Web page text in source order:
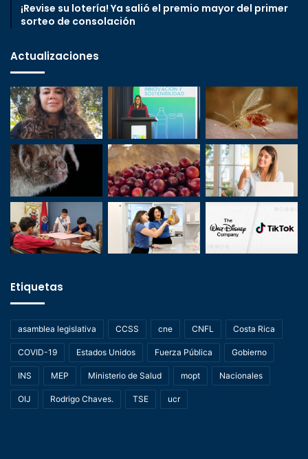
¡Revise su lotería! Ya salió el premio mayor del primer
sorteo de consolación
Actualizaciones
Etiquetas
asamblea legislativa CCSS cne CNFL Costa Rica
COVID-19 Estados Unidos Fuerza Pública Gobierno
INS MEP Ministerio de Salud mopt Nacionales
OIJ Rodrigo Chaves. TSE ucr